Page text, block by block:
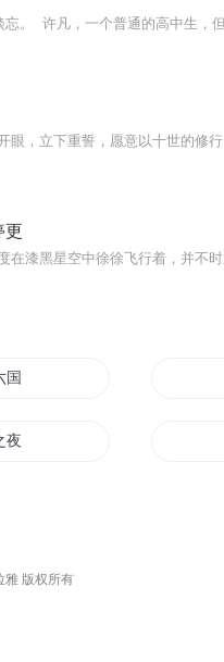
更
国
夜
雅 版权所有